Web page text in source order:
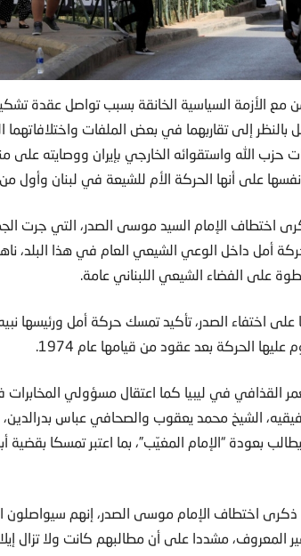
مع الأزمة السياسية الخانقة بسبب تواصل عقدة
بالنظر إلى تقاربهما في بعض الملفات
حزب الله واستقوائه الخارجي بإيران ووصايته على
على أنها الحركة الأم للشيعة في لبنان وأول
اختطاف الإمام السيد موسى الصدر، التي جرت
أمل داخل الوعي الشيعي العام في هذا البلد،
على الفضاء الشيعي اللبناني عامة.
على اختفاء الصدر، تأكيد تمسك حركة أمل ورئيسها
الحركة بعد عقود من قيامها عام 1974.
في ليبيا كما اعتقال مسؤولي المخابرات
الشيخ محمد يعقوب والصحافي عباس
بعودة “الإمام المغيّب”، بما اعتبر تمسكا بقضية
اختطاف الإمام موسى الصدر، إنهم سيواصلون
المعروف، مشددا على أن مطالبهم كانت ولا تزال